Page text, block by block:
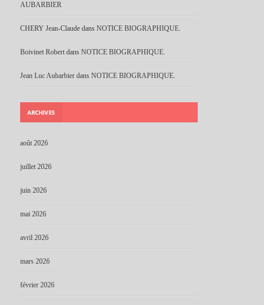
AUBARBIER
CHERY Jean-Claude dans NOTICE BIOGRAPHIQUE.
Boivinet Robert dans NOTICE BIOGRAPHIQUE.
Jean Luc Aubarbier dans NOTICE BIOGRAPHIQUE.
ARCHIVES
août 2026
juillet 2026
juin 2026
mai 2026
avril 2026
mars 2026
février 2026